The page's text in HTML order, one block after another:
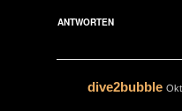
ANTWORTEN
dive2bubble